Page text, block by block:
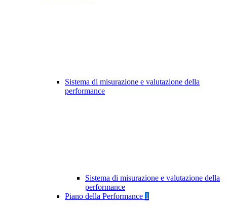
Sistema di misurazione e valutazione della
performance
Sistema di misurazione e valutazione della
performance
Piano della Performance 1